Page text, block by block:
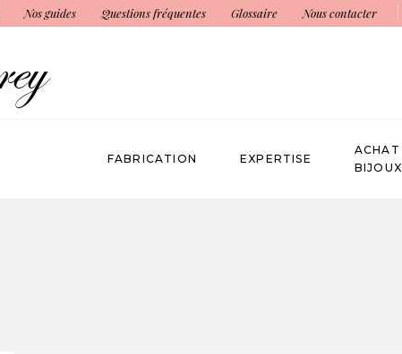
Nos guides Questions fréquentes Glossaire Nous contacter
FABRICATION EXPERTISE
ACHAT
BIJOUX